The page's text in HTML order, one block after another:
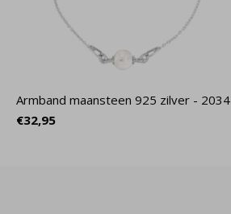
Armband maansteen 925 zilver - 2034
€32,95